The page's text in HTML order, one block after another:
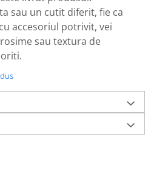
sau un cutit diferit, fie ca
accesoriul potrivit, vei
sau textura de